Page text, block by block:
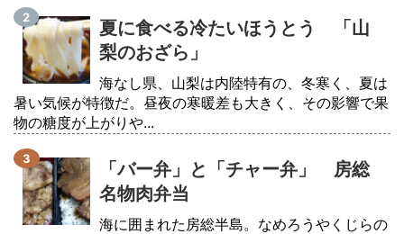
夏に食べる冷たいほうとう 「山
梨のおざら」
海なし県、山梨は内陸特有の、冬寒く、夏は
暑い気候が特徴だ。昼夜の寒暖差も大きく、その影響で果
物の糖度が上がりや...
「バー弁」と「チャー弁」 房総
名物肉弁当
海に囲まれた房総半島。なめろうやくじらの